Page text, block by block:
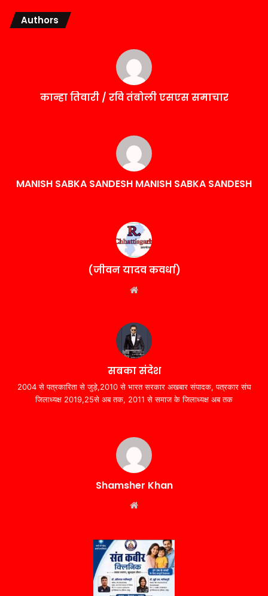
Authors
कान्हा तिवारी / रवि तंबोली एसएस समाचार
MANISH SABKA SANDESH MANISH SABKA SANDESH
(जीवन यादव कवर्धा)
सबका संदेश
2004 से पत्रकारिता से जुड़े,2010 से भारत सरकार अखबार संपादक, पत्रकार संघ
जिलाध्यक्ष 2019,25से अब तक, 2011 से समाज के जिलाध्यक्ष अब तक
Shamsher Khan